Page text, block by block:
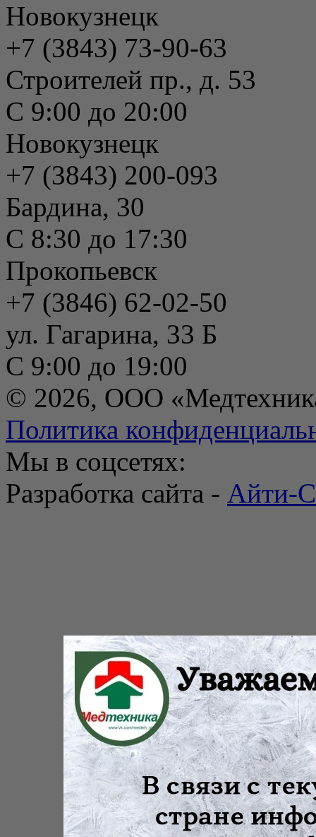
Новокузнецк
+7 (3843) 73-90-63
Строителей пр., д. 53
С 9:00 до 20:00
Новокузнецк
+7 (3843) 200-093
Бардина, 30
С 8:30 до 17:30
Прокопьевск
+7 (3846) 62-02-50
ул. Гагарина, 33 Б
С 9:00 до 19:00
© 2026, ООО
Политика
Мы в соцсетях:
Разработка сайта - Айти-